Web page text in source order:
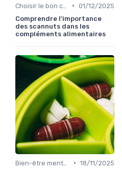
• 01/12/2025
Comprendre l'importance
des scannuts dans les
compléments alimentaires
• 18/11/2025